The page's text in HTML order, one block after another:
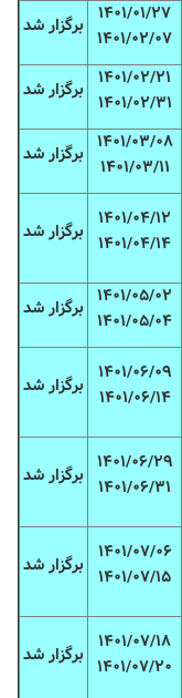
۱۴۰۱/۰۱/۲۷
۱۴۰۱/۰۲/۰۷
برگزار شد
۱۴۰۱/۰۲/۲۱
۱۴۰۱/۰۲/۳۱
برگزار شد
۱۴۰۱/۰۳/۰۸
۱۴۰۱/۰۳/۱۱
برگزار شد
۱۴۰۱/۰۴/۱۲
۱۴۰۱/۰۴/۱۴
برگزار شد
۱۴۰۱/۰۵/۰۲
۱۴۰۱/۰۵/۰۴
برگزار شد
۱۴۰۱/۰۶/۰۹
۱۴۰۱/۰۶/۱۴
برگزار شد
۱۴۰۱/۰۶/۲۹
۱۴۰۱/۰۶/۳۱
برگزار شد
۱۴۰۱/۰۷/۰۶
۱۴۰۱/۰۷/۱۵
برگزار شد
۱۴۰۱/۰۷/۱۸
۱۴۰۱/۰۷/۲۰ برگزار شد